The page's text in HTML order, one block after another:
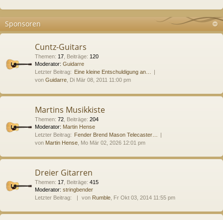
Sponsoren
Cuntz-Guitars
Themen: 17 Beiträge: 120
Moderator: Guidarre
Letzter Beitrag: Eine kleine Entschuldigung an…
von Guidarre , Di Mär 08, 2011 11:00 pm
Martins Musikkiste
Themen: 72 Beiträge: 204
Moderator: Martin Hense
Letzter Beitrag: Fender Brend Mason Telecaster…
von Martin Hense , Mo Mär 02, 2026 12:01 pm
Dreier Gitarren
Themen: 17 Beiträge: 415
Moderator: stringbender
Letzter Beitrag:
von Rumble , Fr Okt 03, 2014 11:55 pm